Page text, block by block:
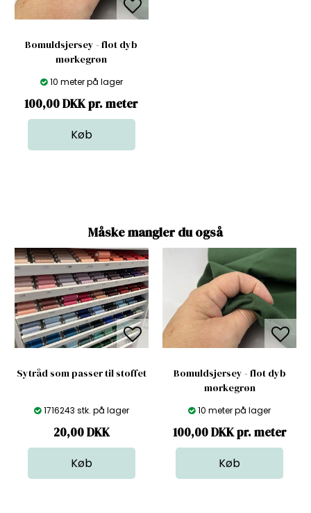
Bomuldsjersey - flot dyb
mørkegrøn
10 meter på lager
100,00 DKK pr. meter
Måske mangler du også
Sytråd som passer til stoffet
1716243 stk. på lager
20,00DKK
Bomuldsjersey - flot dyb
mørkegrøn
10 meter på lager
100,00 DKK pr. meter